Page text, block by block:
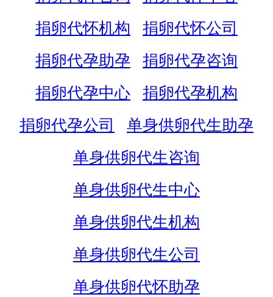
捐卵代怀机构
捐卵代怀公司
捐卵代孕助孕
捐卵代孕咨询
捐卵代孕中心
捐卵代孕机构
捐卵代孕公司
单身供卵代生助孕
单身供卵代生咨询
单身供卵代生中心
单身供卵代生机构
单身供卵代生公司
单身供卵代怀助孕